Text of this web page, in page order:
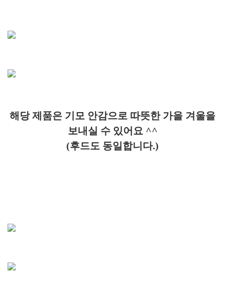
해당 제품은 기모 안감으로 따뜻한 가을 겨울을
보내실 수 있어요 ^^
(후드도 동일합니다.)